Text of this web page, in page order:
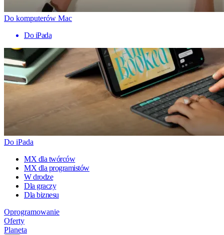
Do komputerów Mac
Do iPada
Do iPada
MX dla twórców
MX dla programistów
W drodze
Dla graczy
Dla biznesu
Oprogramowanie
Oferty
Planeta